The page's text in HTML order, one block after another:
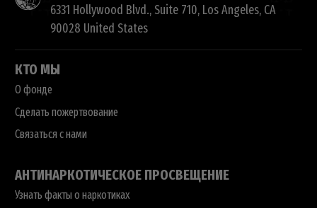
6331 Hollywood Blvd., Suite 710, Los Angeles, CA
90028 United States
КТО МЫ
О фонде
Сделать пожертвование
Связаться с нами
АНТИНАРКОТИЧЕСКОЕ ПРОСВЕЩЕНИЕ
Узнать факты о наркотиках